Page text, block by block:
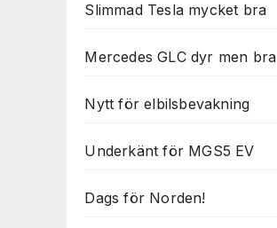
Slimmad Tesla mycket bra
Mercedes GLC dyr men bra
Nytt för elbilsbevakning
Underkänt för MGS5 EV
Dags för Norden!